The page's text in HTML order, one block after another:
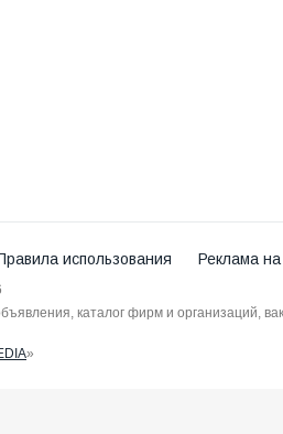
использования Реклама
каталог фирм и организаций,
»